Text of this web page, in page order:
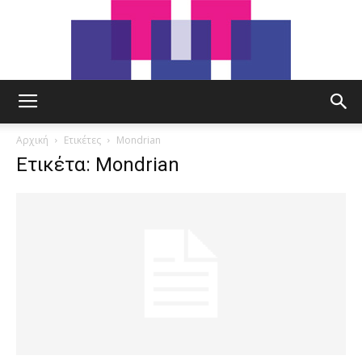
Αρχική Ετικέτες Mondrian
Ετικέτα: Mondrian